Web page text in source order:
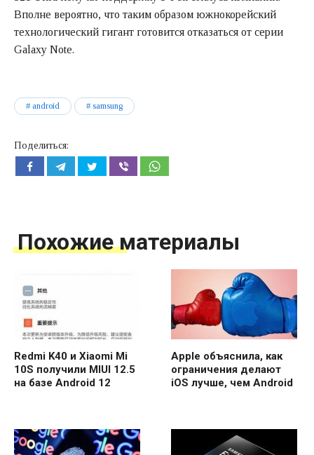
Вполне вероятно, что таким образом южнокорейский
технологический гигант готовится отказаться от серии
Galaxy Note.
android samsung
Поделиться:
Похожие материалы
Redmi K40 и Xiaomi Mi
10S получили MIUI 12.5
на базе Android 12
Apple объяснила, как
ограничения делают
iOS лучше, чем Android